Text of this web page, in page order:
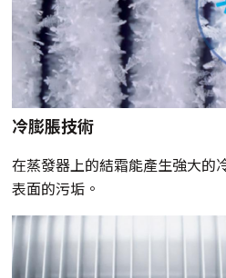
冷膨脹技術
在蒸發器上的結霜能產生強大的
表面的污垢。